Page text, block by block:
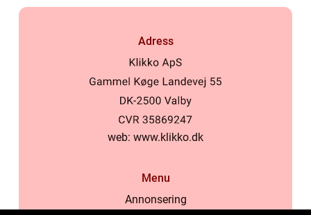
Adress
web: www.klikko.dk
Menu
Annonsering